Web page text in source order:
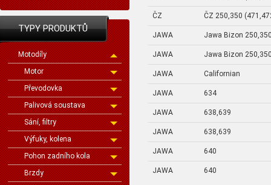
TYPY PRODUKTŮ
Motodíly
Motor
Převodovka
Palivová soustava
Sání, filtry
Výfuky, kolena
Pohon zadního kola
Brzdy
ČZ ČZ 250,350
JAWA Jawa Bizon
JAWA Jawa Bizon
JAWA Californian
JAWA 634
JAWA 638,639
JAWA 638,639
JAWA 640
JAWA 640